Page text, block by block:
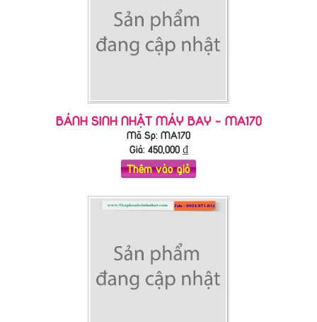
BÁNH SINH NHẬT MÁY BAY - MA170
Mã Sp: MA170
Giá: 450,000₫
Thêm vào giỏ